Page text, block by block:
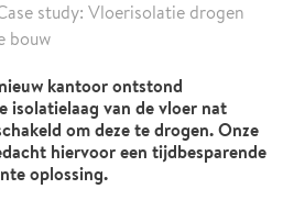
study: Vloerisolatie drogen
bouw
kantoor ontstond
isolatielaag van de vloer nat
om deze te drogen. Onze
hiervoor een tijdbesparende
oplossing.